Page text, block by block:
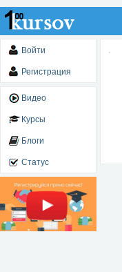
Войти
Регистрация
Видео
Курсы
Блоги
Статус